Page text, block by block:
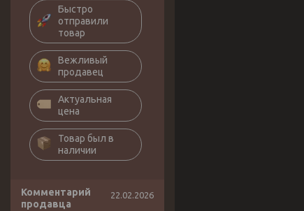
Быстро
отправили
товар
Вежливый
продавец
Актуальная
цена
Товар был в
наличии
Комментарий
продавца
22.02.2026